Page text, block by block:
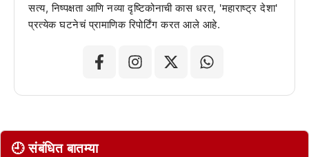
सत्य, निष्पक्षता आणि नव्या दृष्टिकोनाची कास धरत, 'महाराष्ट्र देशा'
प्रत्येक घटनेचं प्रामाणिक रिपोर्टिंग करत आले आहे.
🕘 संबंधित बातम्या